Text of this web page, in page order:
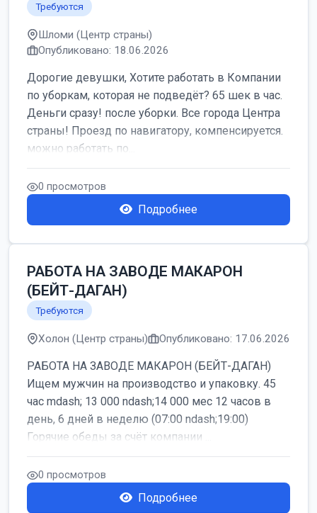
Требуются
Шломи (Центр страны)
Опубликовано: 18.06.2026
Дорогие девушки, Хотите работать в Компании
по уборкам, которая не подведёт? 65 шек в час.
Деньги сразу! после уборки. Все города Центра
страны! Проезд по навигатору, компенсируется.
можно работать по...
0 просмотров
Подробнее
РАБОТА НА ЗАВОДЕ МАКАРОН
(БЕЙТ-ДАГАН)
Требуются
Холон (Центр страны) Опубликовано: 17.06.2026
РАБОТА НА ЗАВОДЕ МАКАРОН (БЕЙТ-ДАГАН)
Ищем мужчин на производство и упаковку. 45
час mdash; 13 000 ndash;14 000 мес 12 часов в
день, 6 дней в неделю (07:00 ndash;19:00)
Горячие обеды за счёт компании ...
0 просмотров
Подробнее